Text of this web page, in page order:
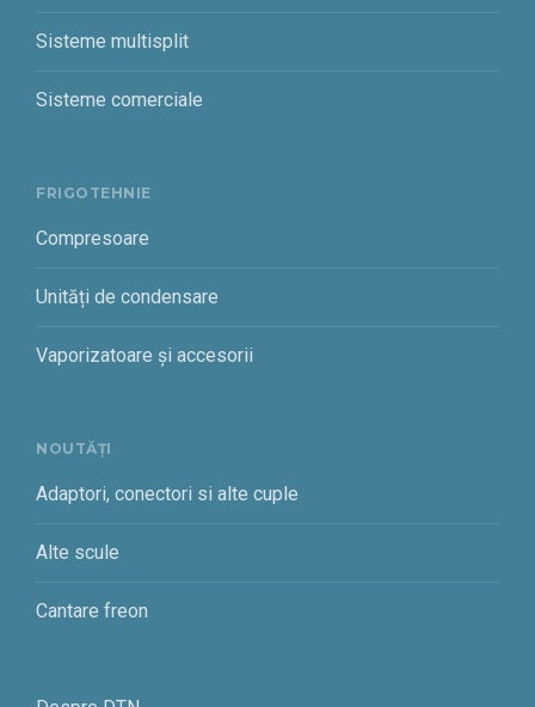
Sisteme multisplit
Sisteme comerciale
FRIGOTEHNIE
Compresoare
Unități de condensare
Vaporizatoare și accesorii
NOUTĂȚI
Adaptori, conectori si alte cuple
Alte scule
Cantare freon